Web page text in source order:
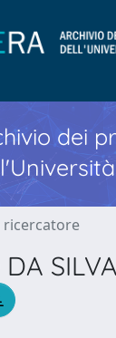
dei
ricercatore